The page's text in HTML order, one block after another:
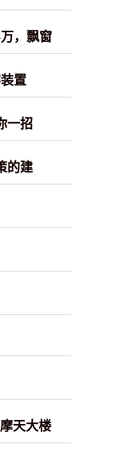
，飘窗
置
一招
的建
天大楼